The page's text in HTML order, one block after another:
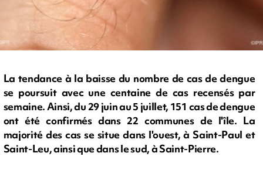
La tendance à la baisse du nombre de cas de dengue
se poursuit avec une centaine de cas recensés par
semaine. Ainsi, du 29 juin au 5 juillet, 151 cas de dengue
ont été confirmés dans 22 communes de l'île. La
majorité des cas se situe dans l'ouest, à Saint-Paul et
Saint-Leu, ainsi que dans le sud, à Saint-Pierre.